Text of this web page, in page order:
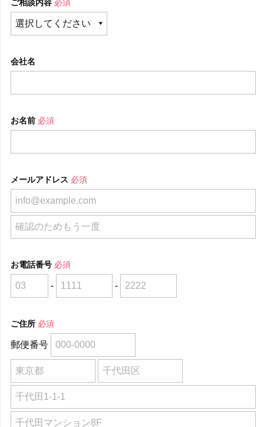
ご相談内容 必須
会社名
お名前 必須
メールアドレス 必須
お電話番号 必須
- -
ご住所 必須
郵便番号